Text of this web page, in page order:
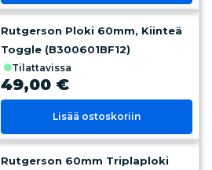
Rutgerson Ploki 60mm, Kiinteä
Toggle (B300601BF12)
tilattavissa
49,00 €
Lisää ostoskoriin
Rutgerson 60mm Triplaploki